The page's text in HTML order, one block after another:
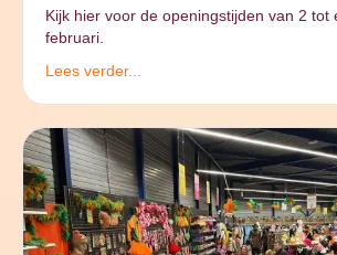
Kijk hier voor de openingstijden van 2 tot
februari.
Lees verder...